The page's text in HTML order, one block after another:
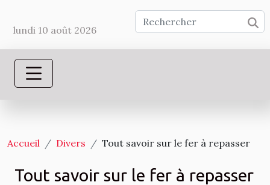
lundi 10 août 2026
Accueil Divers Tout savoir sur le fer à repasser
Tout savoir sur le fer à repasser